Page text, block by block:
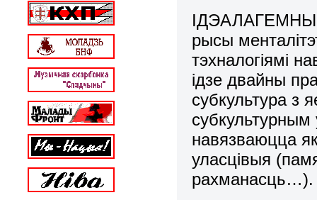
рысы
тэхналогіямі
ідзе двайны
субкультура з
навязваюцца
уласцівыя
рахманасць…).